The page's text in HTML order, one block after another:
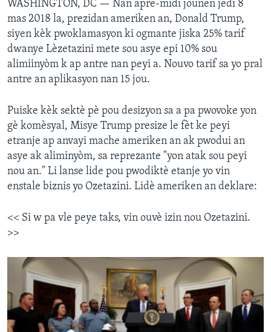
WASHINGTON, DC — Nan apre-midi jounen jedi 8
mas 2018 la, prezidan ameriken an, Donald Trump,
siyen kèk pwoklamasyon ki ogmante jiska 25% tarif
dwanye Lèzetazini mete sou asye epi 10% sou
alimiinyòm k ap antre nan peyi a. Nouvo tarif sa yo pral
antre an aplikasyon nan 15 jou.
Puiske kèk sektè pè pou desizyon sa a pa pwovoke yon
gè komèsyal, Misye Trump presize le fèt ke peyi
etranje ap anvayi mache ameriken an ak pwodui an
asye ak aliminyòm, sa reprezante "yon atak sou peyi
nou an." Li lanse lide pou pwodiktè etanje yo vin
enstale biznis yo Ozetazini. Lidè ameriken an deklare:
<< Si w pa vle peye taks, vin ouvè izin nou Ozetazini.
>>